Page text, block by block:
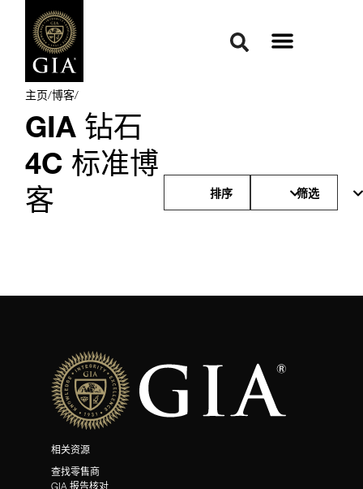
主页/博客/
GIA 钻石
4C 标准博
客
排序 筛选
相关资源
查找零售商
GIA 报告核对